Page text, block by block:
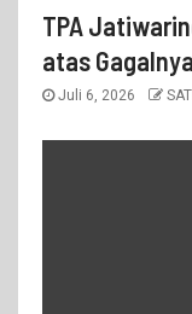
TPA
atas
Juli 6, 2026